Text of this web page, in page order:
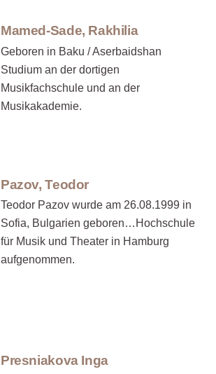
Mamed-Sade, Rakhilia
Geboren in Baku / Aserbaidshan
Studium an der dortigen
Musikfachschule und an der
Musikakademie.
Pazov, Teodor
Teodor Pazov wurde am 26.08.1999 in
Sofia, Bulgarien geboren…Hochschule
für Musik und Theater in Hamburg
aufgenommen.
Presniakova Inga